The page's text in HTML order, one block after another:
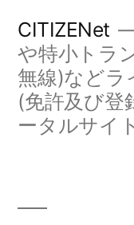
CITIZENet
や特小トラ
無線)などラ
(免許及び登
ータルサイ